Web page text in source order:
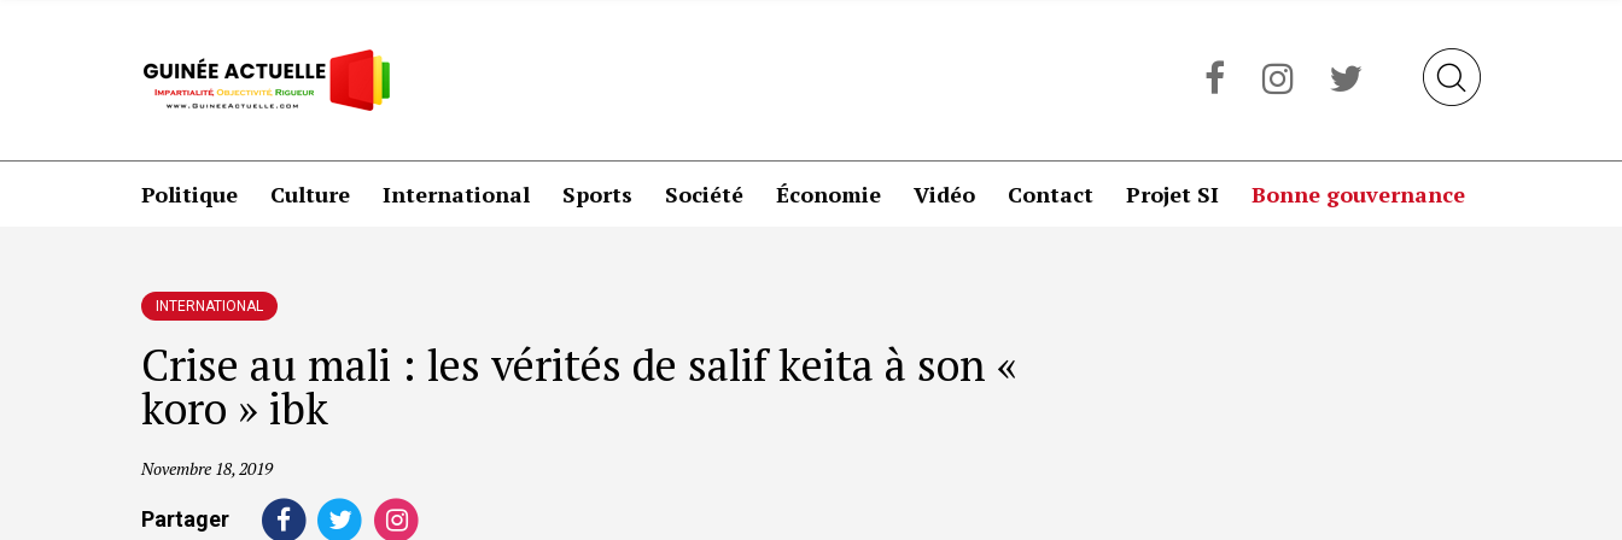
Politique Culture International Sports Société Économie Vidéo Contact Projet SI Bonne gouvernance
INTERNATIONAL
Crise au mali : les vérités de salif keita à son «
koro » ibk
Novembre 18, 2019
Partager